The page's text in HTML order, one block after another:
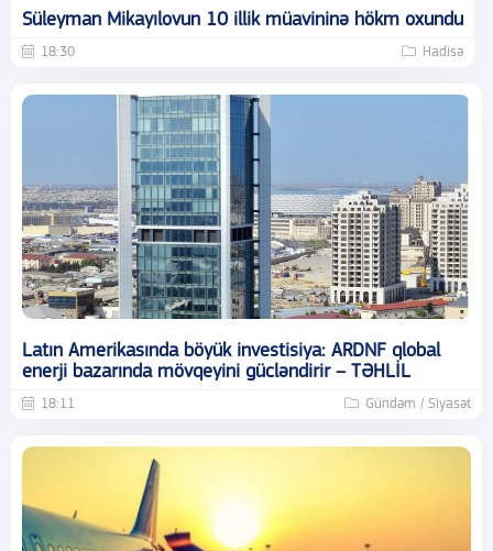
Süleyman Mikayılovun 10 illik müavininə hökm oxundu
18:30 Hadisə
Latın Amerikasında böyük investisiya: ARDNF qlobal
enerji bazarında mövqeyini gücləndirir – TƏHLİL
18:11 Gündəm / Siyasət